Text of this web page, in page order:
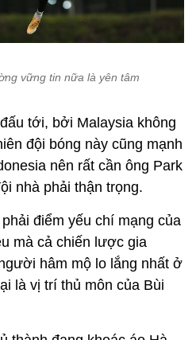
vững tin nữa là yên tâm
tới, bởi Malaysia không
đội bóng này cũng mạnh
nên rất cần ông Park
nhà phải thận trọng.
điểm yếu chí mạng của
mà cả chiến lược gia
hâm mộ lo lắng nhất ở
là vị trí thủ môn của Bùi